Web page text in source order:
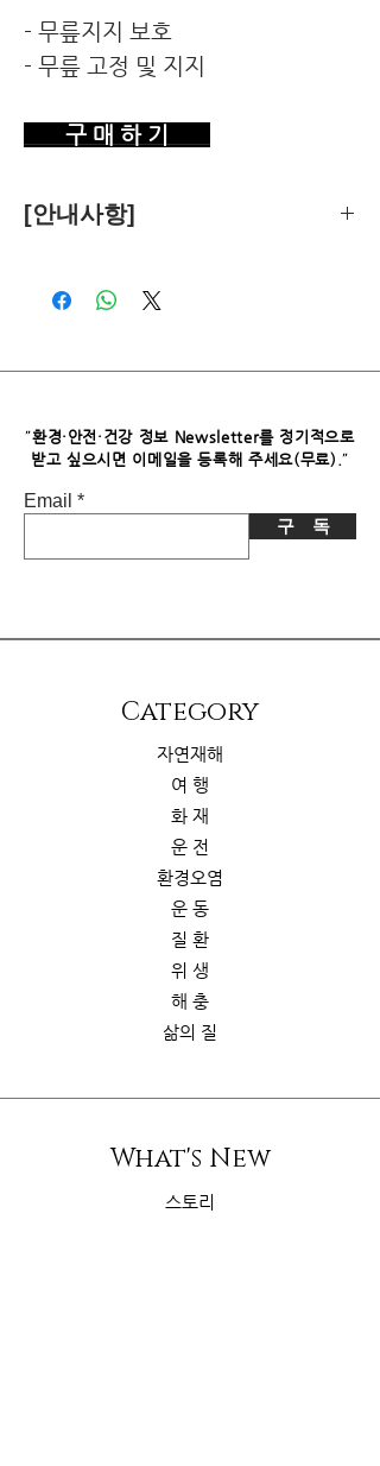
- 무릎지지 보호
- 무릎 고정 및 지지
구 매 하 기
[안내사항]
객관적 기준에 따라 독립적으로 수행합
파트너스로부터 소정의 수수료를 받습
없습니다.
"환경·안전·건강 정보 Newsletter를 정기적으로
받고 싶으시면​ 이메일을 등록해 주세요(무료)."
Email
구 독
​Category
자연재해
여 행
화 재
운 전
환경오염
운 동
질 환
위 생
해 충
삶의 질
What's New
스토리